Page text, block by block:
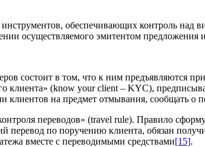
обеспечивающих контроль над
осуществляемого эмитентом предложения
состоит в том, что к ним предъявляются
клиента» (know your client – KYC),
клиентов на предмет отмывания, сообщать
переводов» (travel rule). Правило
по поручению клиента, обязан
вместе с переводимыми средствами[15].